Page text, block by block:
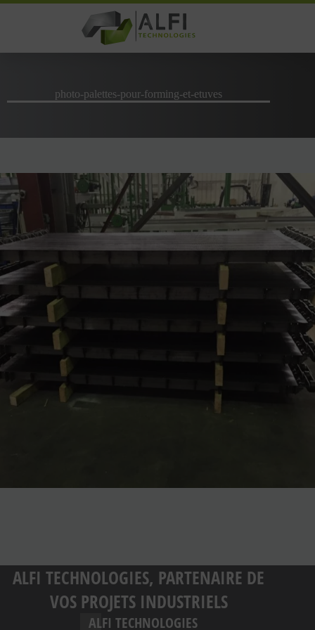
Passer
photo-palettes-pour-forming-et-etuves
ALFI TECHNOLOGIES, PARTENAIRE DE
VOS PROJETS INDUSTRIELS
ALFI TECHNOLOGIES